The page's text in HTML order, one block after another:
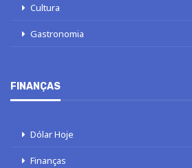
Cultura
Gastronomia
FINANÇAS
Dólar Hoje
Finanças